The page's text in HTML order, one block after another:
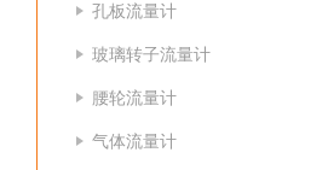
孔板流量计
玻璃转子流量计
腰轮流量计
气体流量计